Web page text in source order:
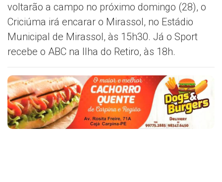
voltarão a campo no próximo domingo (28), o
Criciúma irá encarar o Mirassol, no Estádio
Municipal de Mirassol, às 15h30. Já o Sport
recebe o ABC na Ilha do Retiro, às 18h.